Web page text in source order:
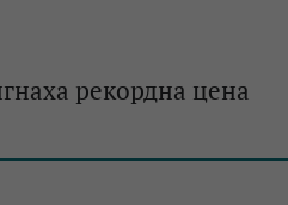
рекордна цена